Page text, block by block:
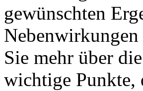
gewünschten
Sie mehr über
wichtige Punkte,